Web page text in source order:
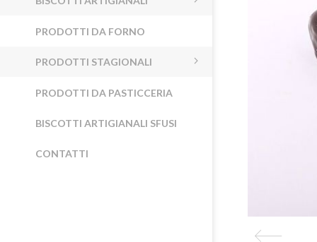
PRODOTTI DA FORNO
PRODOTTI STAGIONALI
PRODOTTI DA PASTICCERIA
BISCOTTI ARTIGIANALI SFUSI
CONTATTI